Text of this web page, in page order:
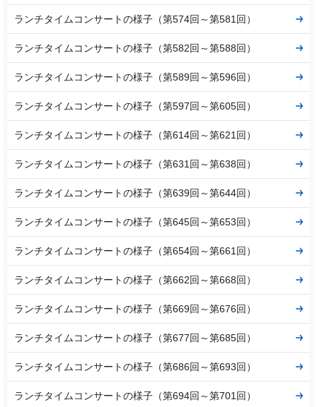
ランチタイムコンサートの様子（第574回～第581回）
ランチタイムコンサートの様子（第582回～第588回）
ランチタイムコンサートの様子（第589回～第596回）
ランチタイムコンサートの様子（第597回～第605回）
ランチタイムコンサートの様子（第614回～第621回）
ランチタイムコンサートの様子（第631回～第638回）
ランチタイムコンサートの様子（第639回～第644回）
ランチタイムコンサートの様子（第645回～第653回）
ランチタイムコンサートの様子（第654回～第661回）
ランチタイムコンサートの様子（第662回～第668回）
ランチタイムコンサートの様子（第669回～第676回）
ランチタイムコンサートの様子（第677回～第685回）
ランチタイムコンサートの様子（第686回～第693回）
ランチタイムコンサートの様子（第694回～第701回）